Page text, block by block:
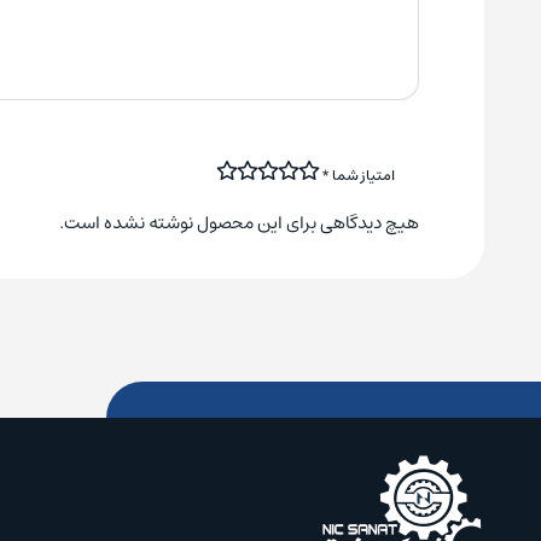
امتیاز شما*
هیچ دیدگاهی برای این محصول نوشته نشده است.